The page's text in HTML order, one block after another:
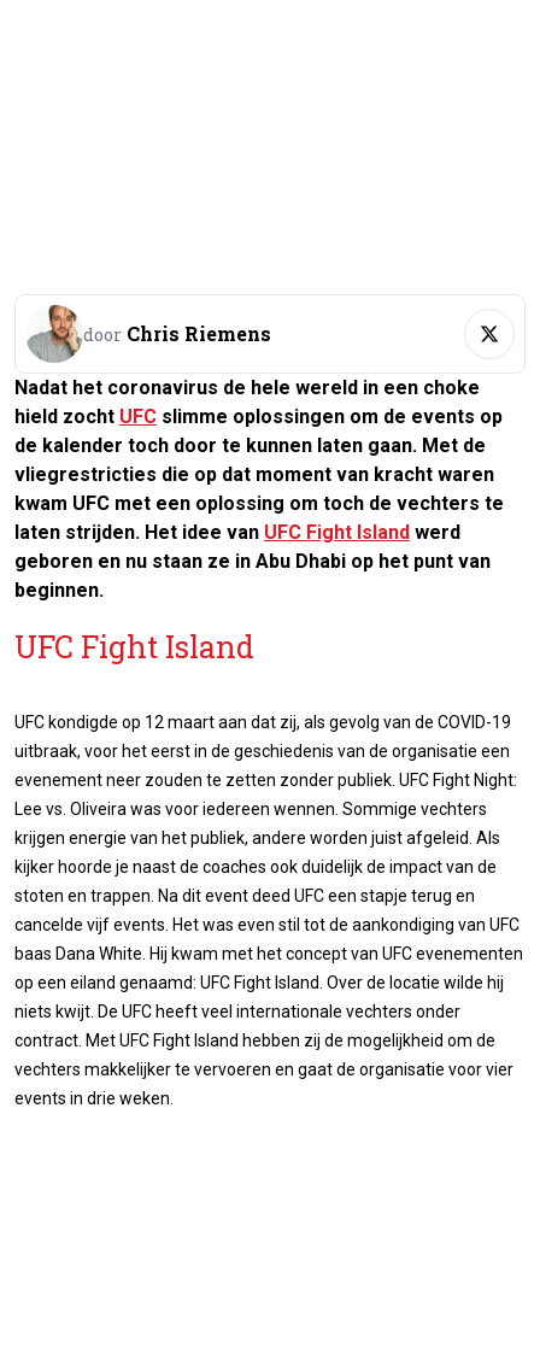
door Chris Riemens
Nadat het coronavirus de hele wereld in een choke
hield zocht UFC slimme oplossingen om de events op
de kalender toch door te kunnen laten gaan. Met de
vliegrestricties die op dat moment van kracht waren
kwam UFC met een oplossing om toch de vechters te
laten strijden. Het idee van UFC Fight Island werd
geboren en nu staan ze in Abu Dhabi op het punt van
beginnen.
UFC Fight Island
UFC kondigde op 12 maart aan dat zij, als gevolg van de COVID-19
uitbraak, voor het eerst in de geschiedenis van de organisatie een
evenement neer zouden te zetten zonder publiek. UFC Fight Night:
Lee vs. Oliveira was voor iedereen wennen. Sommige vechters
krijgen energie van het publiek, andere worden juist afgeleid. Als
kijker hoorde je naast de coaches ook duidelijk de impact van de
stoten en trappen. Na dit event deed UFC een stapje terug en
cancelde vijf events. Het was even stil tot de aankondiging van UFC
baas Dana White. Hij kwam met het concept van UFC evenementen
op een eiland genaamd: UFC Fight Island. Over de locatie wilde hij
niets kwijt. De UFC heeft veel internationale vechters onder
contract. Met UFC Fight Island hebben zij de mogelijkheid om de
vechters makkelijker te vervoeren en gaat de organisatie voor vier
events in drie weken.